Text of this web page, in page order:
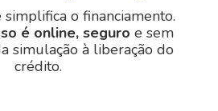
o financiamento.
é online, seguro e sem
simulação à liberação do
crédito.